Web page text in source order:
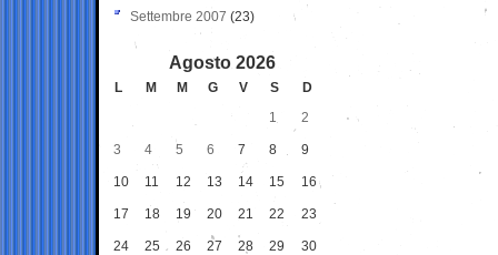
Settembre 2007 (23)
Agosto 2026
L M M G V S
D
1
2
3 4 5 6 7 8 9
10 11 12 13 14 15 16
17 18 19 20 21 22 23
24 25 26 27 28 29 30